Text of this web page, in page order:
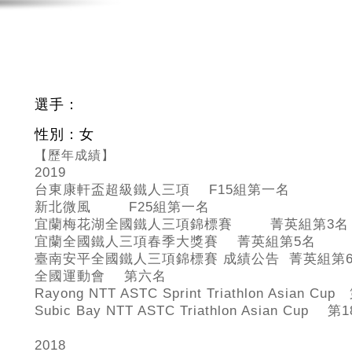
選手：
性別：女
【歷年成績】
2019
台東康軒盃超級鐵人三項 F15組第一名
新北微風 F25組第一名
宜蘭梅花湖全國鐵人三項錦標賽 菁英組第3名
宜蘭全國鐵人三項春季大獎賽 菁英組第5名
臺南安平全國鐵人三項錦標賽 成績公告 菁英組第6
全國運動會 第六名
Rayong NTT ASTC Sprint Triathlon Asian Cup
Subic Bay NTT ASTC Triathlon Asian Cup 第
2018